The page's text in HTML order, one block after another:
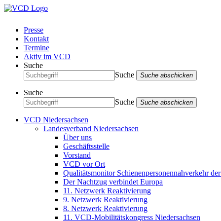
Presse
Kontakt
Termine
Aktiv im VCD
Suche
Suche
Suche abschicken
Suche
Suche
Suche abschicken
VCD Niedersachsen
Landesverband Niedersachsen
Über uns
Geschäftsstelle
Vorstand
VCD vor Ort
Qualitätsmonitor Schienenpersonennahverkehr
Der Nachtzug verbindet Europa
11. Netzwerk Reaktivierung
9. Netzwerk Reaktivierung
8. Netzwerk Reaktivierung
11. VCD-Mobilitätskongress Niedersachsen